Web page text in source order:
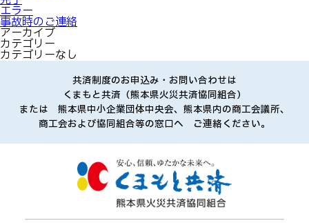
エラー
事故時のご連絡
アーカイブ
カテゴリー
カテゴリーなし
共済制度のお申込み・お問い合わせは
くまもと共済（熊本県火災共済協同組合）
または 熊本県中小企業団体中央会、熊本県内の商工会議所、
商工会および協同組合等の窓口へ ご連絡ください。
火災共済
まごころ共済
自動車共済
お問い合わせ
職員採用情報